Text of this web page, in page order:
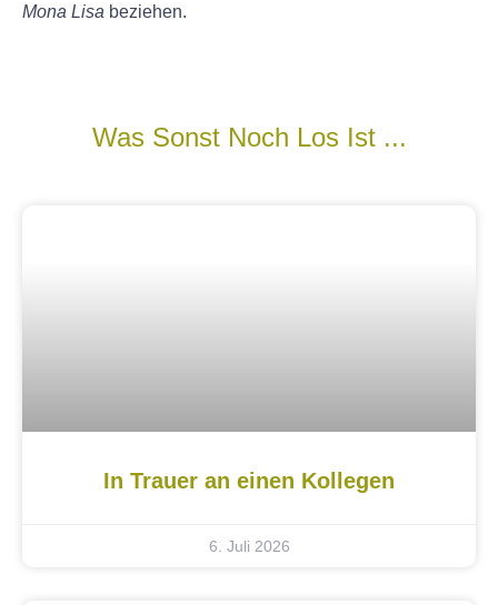
Mona Lisa beziehen.
Was Sonst Noch Los Ist ...
In Trauer an einen Kollegen
6. Juli 2026